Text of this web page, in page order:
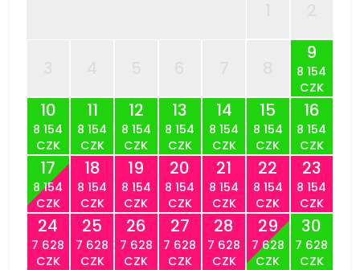
9
8 154
CZK
10
8 154
CZK
11
8 154
CZK
12
8 154
CZK
13
8 154
CZK
14
8 154
CZK
15
8 154
CZK
16
8 154
CZK
17
8 154
CZK
18
8 154
CZK
19
8 154
CZK
20
8 154
CZK
21
8 154
CZK
22
8 154
CZK
23
8 154
CZK
24
7 628
CZK
25
7 628
CZK
26
7 628
CZK
27
7 628
CZK
28
7 628
CZK
29
7 628
CZK
30
7 628
CZK